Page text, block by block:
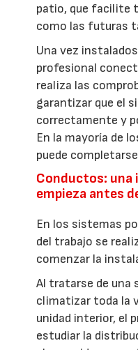
patio, que facilite
como las futuras
Una vez
profesional
realiza las
garantizar que el
correctamente y
En la mayoría de
puede
Conductos: una
empieza antes
En los sistemas
del trabajo se
comenzar la
Al tratarse de una
climatizar toda la
unidad interior, el
estudiar la